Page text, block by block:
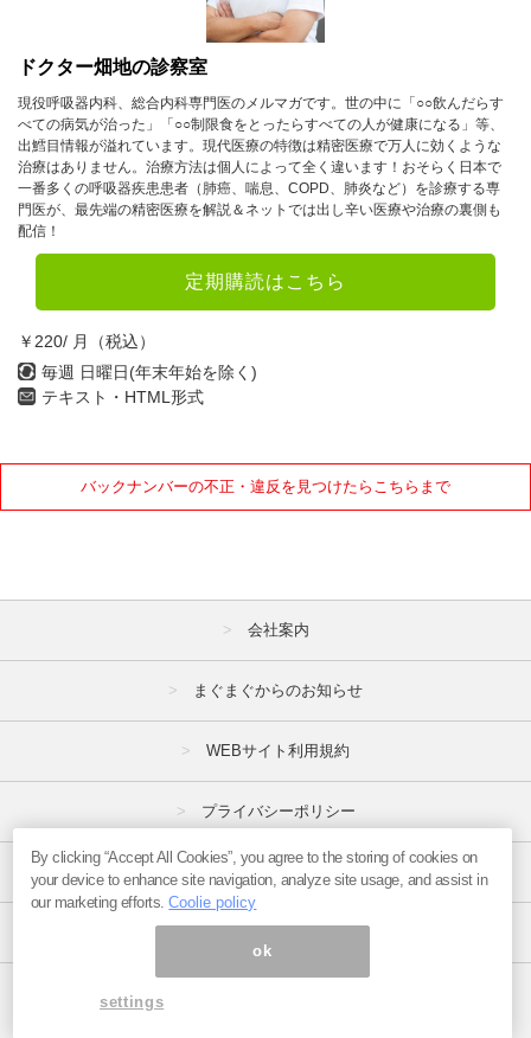
ドクター畑地の診察室
現役呼吸器内科、総合内科専門医のメルマガです。世の中に「○○飲んだらす
べての病気が治った」「○○制限食をとったらすべての人が健康になる」等、
出鱈目情報が溢れています。現代医療の特徴は精密医療で万人に効くような
治療はありません。治療方法は個人によって全く違います！おそらく日本で
一番多くの呼吸器疾患患者（肺癌、喘息、COPD、肺炎など）を診療する専
門医が、最先端の精密医療を解説＆ネットでは出し辛い医療や治療の裏側も
配信！
定期購読はこちら
￥220/ 月（税込）
毎週 日曜日(年末年始を除く)
テキスト・HTML形式
バックナンバーの不正・違反を見つけたらこちらまで
2月
7月 8月 9月
10月 11月 12月
2022年
1月 2月 3月
5月
7月
10月 11月
1月 2月 3月
11月
1月 2月 3月
8月
10月 11月 12月
2019年
会社案内
まぐまぐからのお知らせ
WEBサイト利用規約
プライバシーポリシー
特定商取引法
広告掲載はこちら
ページ内の商標は全て商標権者に属します。
By clicking “Accept All Cookies”, you agree to the storing of cookies on
your device to enhance site navigation, analyze site usage, and assist in
our marketing efforts.Coolie policy
ok
settings